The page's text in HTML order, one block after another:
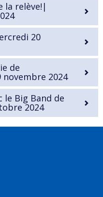
la relève!|
20
de
novembre 2024
le Big Band de
2024